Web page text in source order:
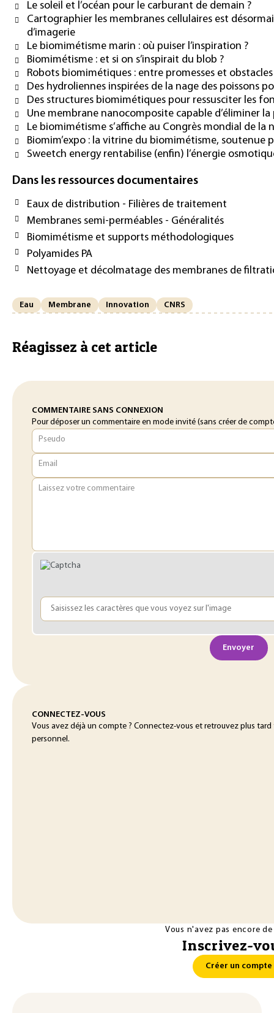
Le soleil et l’océan pour le carburant de demain ?
Cartographier les membranes cellulaires est
d’imagerie
Le biomimétisme marin : où puiser l’inspiration ?
Biomimétisme : et si on s’inspirait du blob ?
Robots biomimétiques : entre promesses et obstacles
Des hydroliennes inspirées de la nage des poissons
Des structures biomimétiques pour ressusciter les
Une membrane nanocomposite capable d’éliminer
Le biomimétisme s’affiche au Congrès mondial de la
Biomim’expo : la vitrine du biomimétisme, soutenue
Sweetch energy rentabilise (enfin) l’énergie
Dans les ressources documentaires
Eaux de distribution - Filières de traitement
Membranes semi-perméables - Généralités
Biomimétisme et supports méthodologiques
Polyamides PA
Nettoyage et décolmatage des membranes de
Eau Membrane Innovation CNRS
Réagissez à cet article
COMMENTAIRE SANS CONNEXION
Pour déposer un commentaire en mode invité (sans créer de
Pseudo
Email
Laissez votre commentaire
Envoyer
CONNECTEZ-VOUS
Vous avez déjà un compte ? Connectez-vous et retrouvez plus
personnel.
Vous n'avez pas encore
Inscrivez-
Créer un compte